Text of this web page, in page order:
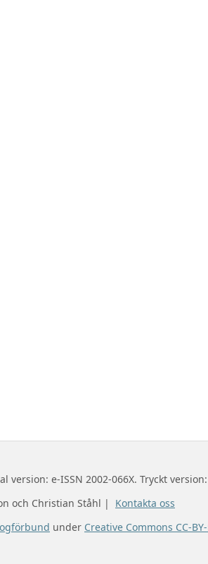
version: e-ISSN 2002-066X. Tryckt
och Christian Ståhl | Kontakta oss
under Creative Commons CC-